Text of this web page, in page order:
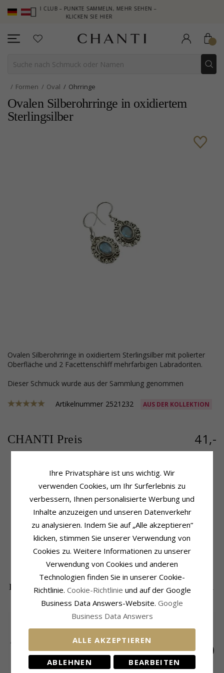
CLUB – PUNKTE SAMMELN, MEHR SEHEN –
KLICKEN SIE HIER
Formen Oval Ohrringe
Ovalen Silberohrringe in oxidiertem
Sterlingsilber
ovalen Silberohrringe in oxidiertem Sterlingsilber mit polierter
Oberfläche und 2 Facettenschliff mehrfarbigen Labradoriten.
Dieser Schmuck wurde aus der Sammlung genommen
Artikelnummer 2521232 AUS DER KOLLEKTION
CHANTI Preis 41,-
Produktinformation
Ovalen
Silberohrringe
Metall:Oxidiertem Sterlingsilber
Oberfläche: Polierter
Schmuckstein
Stückzahl:
Farbe: Mehrfarbigem
Schmuckstein: Labradorit
Größe
Höhe Mit Haken: 32 mm
14 mm
Lieferzeit
Lieferzeit: 4-5 Werktage
DIE BELIEBTESTEN PRODUKTE IN DER
KATEGORIE
Ihre Privatsphäre ist uns wichtig. Wir
verwenden Cookies, um Ihr Surferlebnis zu
verbessern, Ihnen personalisierte Werbung und
Inhalte anzuzeigen und unseren Datenverkehr
zu analysieren. Indem Sie auf „Alle akzeptieren“
klicken, stimmen Sie unserer Verwendung von
Cookies zu. Weitere Informationen zu unserer
Verwendung von Cookies und anderen
Technologien finden Sie in unserer Cookie-
Richtlinie. Cookie-Richtlinie und auf der Google
Business Data Answers-Website. Google
Business Data Answers
ALLE AKZEPTIEREN
ABLEHNEN BEARBEITEN